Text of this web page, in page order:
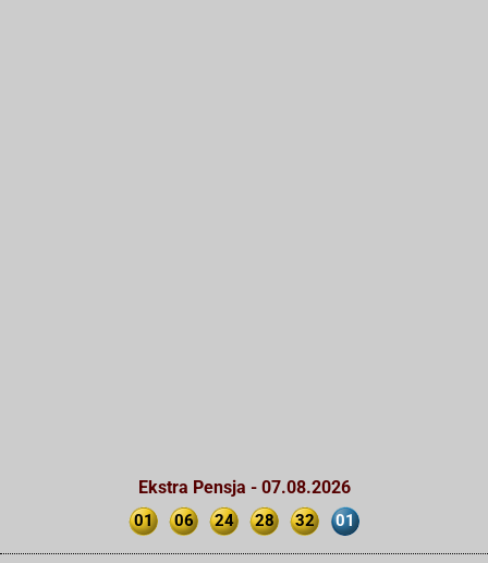
Ekstra Pensja - 07.08.2026
01 06 24 28 32 01